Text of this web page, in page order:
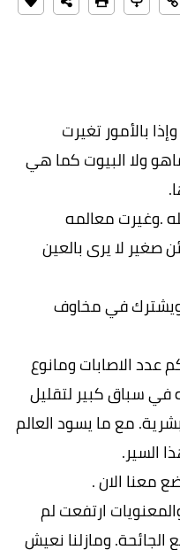
بالأمور تغيرت
ولا البيوت كما هي
.وغيرت معالمه
صغير لا يرى بالعين
ويشترك في مخاوف
عدد الاصابات ومانوع
في سباق كبير لتقليل
مع ما يسود العالم
السير.
معنا الان .
ارتفعت لم
ومازلنا نعيش